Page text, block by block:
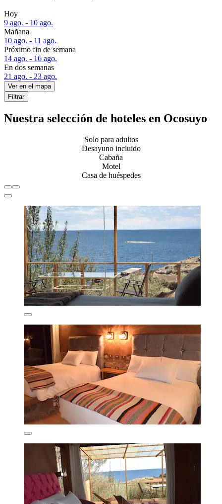
Hoy
9 ago. - 10 ago.
Mañana
10 ago. - 11 ago.
Próximo fin de semana
14 ago. - 16 ago.
En dos semanas
21 ago. - 23 ago.
Ver en el mapa
Filtrar
Nuestra selección de hoteles en Ocosuyo
Solo para adultos
Desayuno incluido
Cabaña
Motel
Casa de huéspedes